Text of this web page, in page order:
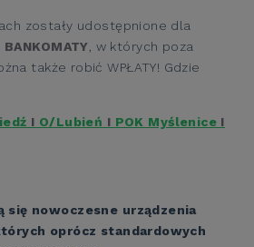
zostały udostępnione dla
BANKOMATY , w których poza
także robić WPŁATY! Gdzie
I O/Lubień I POK Myślenice I
się nowoczesne urządzenia
oprócz standardowych